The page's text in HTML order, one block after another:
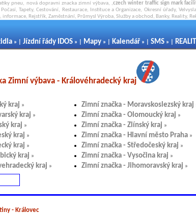
pneu, nová dopravni znacka zimní výbava, ,czech winter traffic sign mark
Tapety, Cestování, Restaurace, Instituce a Organizace, Okresní úřady,
Rejstřík, Zaměstnání, Průmysl Výroba, Služby a obchod, Banky, Reality,
» | Jízdní řády IDOS » | Mapy » | Kalendář » | SMS » |
Zimní výbava - Královéhradecký kraj
kraj »
kraj »
kraj »
kraj »
kraj »
kraj »
kraj »
Zimní značka - Moravskoslezský kraj
Zimní značka - Olomoucký kraj »
Zimní značka - Zlínský kraj »
Zimní značka - Hlavní město Praha»
Zimní značka - Středočeský kraj »
Zimní značka - Vysočina kraj »
Zimní značka - Jihomoravský kraj »
- Královec